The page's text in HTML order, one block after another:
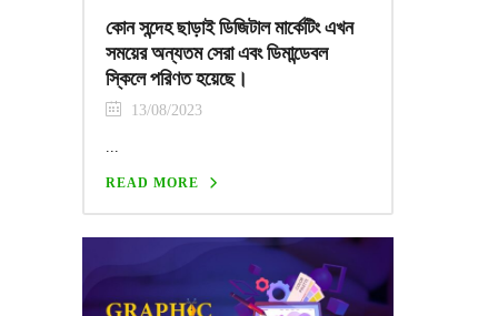
কোন সন্দেহ ছাড়াই ডিজিটাল মার্কেটিং এখন
সময়ের অন্যতম সেরা এবং ডিমান্ডেবল
স্কিলে পরিণত হয়েছে।
13/08/2023
...
READ MORE